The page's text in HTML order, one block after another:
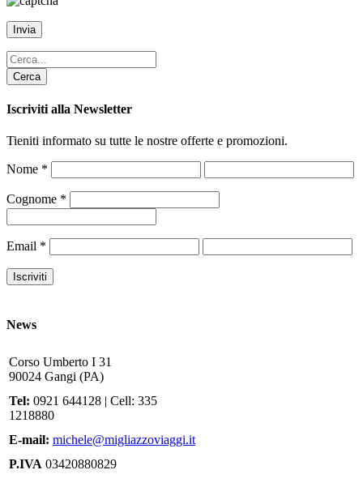
Cerca
Iscriviti alla Newsletter
Tieniti informato su tutte le nostre offerte e promozioni.
Nome *
Cognome *
Email *
News
Corso Umberto I 31
90024 Gangi (PA)
Tel: 0921 644128 | Cell: 335
1218880
E-mail: michele@migliazzoviaggi.it
P.IVA 03420880829